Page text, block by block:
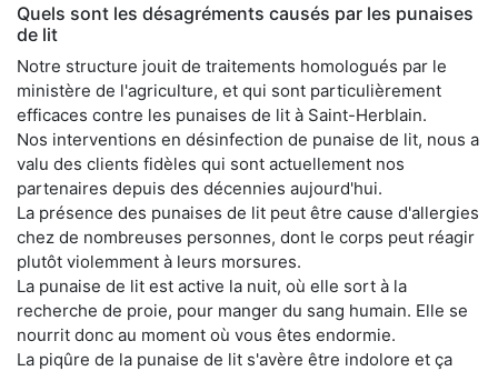
Quels sont les désagréments causés par les punaises
de lit
Notre structure jouit de traitements homologués par le
ministère de l'agriculture, et qui sont particulièrement
efficaces contre les punaises de lit à Saint-Herblain.
Nos interventions en désinfection de punaise de lit, nous a
valu des clients fidèles qui sont actuellement nos
partenaires depuis des décennies aujourd'hui.
La présence des punaises de lit peut être cause d'allergies
chez de nombreuses personnes, dont le corps peut réagir
plutôt violemment à leurs morsures.
La punaise de lit est active la nuit, où elle sort à la
recherche de proie, pour manger du sang humain. Elle se
nourrit donc au moment où vous êtes endormie.
La piqûre de la punaise de lit s'avère être indolore et ça